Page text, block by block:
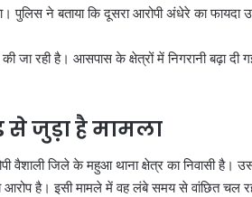
ने बताया कि दूसरा आरोपी अंधेरे का फायदा
जा रही है। आसपास के क्षेत्रों में निगरानी बढ़ा दी
से जुड़ा है मामला
वैशाली जिले के महुआ थाना क्षेत्र का निवासी है।
का आरोप है। इसी मामले में वह लंबे समय से वांछित चल